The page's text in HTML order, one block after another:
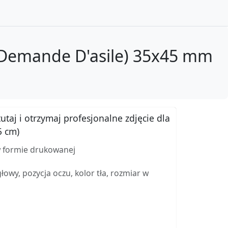
D'asile) 35x45 mm
i otrzymaj profesjonalne zdjęcie dla
cm)
formie drukowanej
pozycja oczu, kolor tła, rozmiar w